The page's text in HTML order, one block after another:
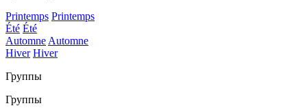
Printemps Printemps
Été Été
AutomneAutomne
Hiver Hiver
Группы
Группы